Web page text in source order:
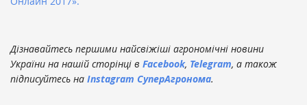
Дізнавайтесь першими найсвіжіші агрономічні новини
України на нашій сторінці в Facebook, Telegram, а також
підписуйтесь на Instagram СуперАгронома.